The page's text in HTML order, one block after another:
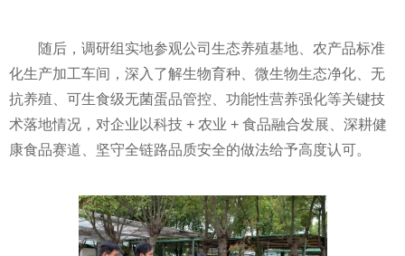
随后，调研组实地参观公司生态养殖基地、农产品标准
化生产加工车间，深入了解生物育种、微生物生态净化、无
抗养殖、可生食级无菌蛋品管控、功能性营养强化等关键技
术落地情况，对企业以科技 + 农业 + 食品融合发展、深耕健
康食品赛道、坚守全链路品质安全的做法给予高度认可。